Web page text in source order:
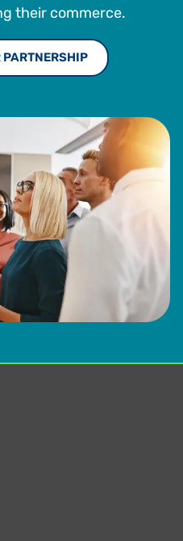
their commerce.
PARTNERSHIP